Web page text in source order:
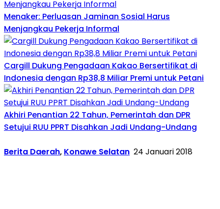
Menaker: Perluasan Jaminan Sosial Harus
Menjangkau Pekerja Informal
Cargill Dukung Pengadaan Kakao Bersertifikat di
Indonesia dengan Rp38,8 Miliar Premi untuk Petani
Akhiri Penantian 22 Tahun, Pemerintah dan DPR
Setujui RUU PPRT Disahkan Jadi Undang-Undang
Berita Daerah, Konawe Selatan 24 Januari 2018